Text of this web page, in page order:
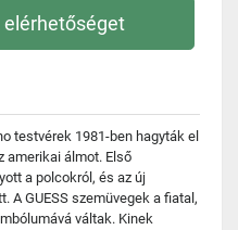
elérhetőséget
testvérek 1981-ben hagyták el
amerikai álmot. Első
a polcokról, és az új
A GUESS szemüvegek a fiatal,
váltak. Kinek